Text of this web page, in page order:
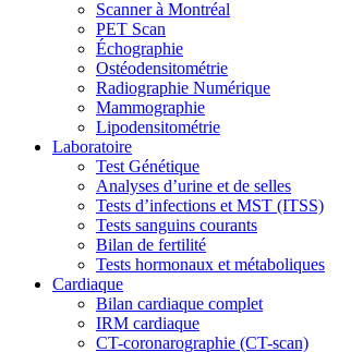
Scanner à Montréal
PET Scan
Échographie
Ostéodensitométrie
Radiographie Numérique
Mammographie
Lipodensitométrie
Laboratoire
Test Génétique
Analyses d’urine et de selles
Tests d’infections et MST (ITSS)
Tests sanguins courants
Bilan de fertilité
Tests hormonaux et métaboliques
Cardiaque
Bilan cardiaque complet
IRM cardiaque
CT-coronarographie (CT-scan)